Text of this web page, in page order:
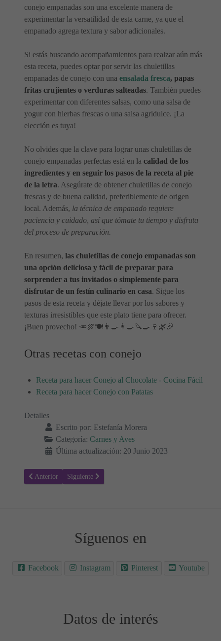
conejo empanadas son una excelente manera de
experimentar la versatilidad de esta carne, ya que el
empanado agrega textura y sabor adicionales.
Si estás buscando acompañamientos para realzar aún más
esta receta, puedes optar por servir las chuletillas
empanadas de conejo con una ensalada fresca, papas
fritas crujientes o verduras salteadas. También puedes
experimentar con diferentes salsas, como una salsa de
yogur con hierbas frescas o una salsa agridulce. ¡La
elección es tuya!
No olvides que la clave para lograr unas chuletillas de
conejo empanadas perfectas está en la calidad de los
ingredientes y en seguir los pasos de la receta al pie
de la letra. Asegúrate de obtener chuletillas de conejo
frescas y de buena calidad, preferiblemente de origen
local. Además, la técnica de empanado requiere
paciencia y cuidado, así que tómate tu tiempo y disfruta
del proceso de preparación.
En resumen, las chuletillas de conejo empanadas son
una opción deliciosa y fácil de preparar para
sorprender a tus invitados o simplemente para
disfrutar de un festín culinario en casa. Sigue los
pasos de esta receta y déjate llevar por los sabores y
texturas irresistibles que este plato tiene para ofrecer.
¡Buen provecho! 🥕🍖🍽️👨‍🍳👩‍🍳🔪🍳🍷🌿🎉
Otras recetas con conejo
Receta para hacer Conejo al Chocolate - Cocina Fácil
Receta para hacer Conejo con Patatas
Detalles
Escrito por: Estefanía Morera
Categoría: Carnes y Aves
Última actualización: 20 Junio 2023
Artículo anterior: Solomillo relleno de Frutas envuelto en
Anterior Artículo siguiente: Receta para hacer Tocino,
Siguiente
Síguenos en
Facebook Instagram Pinterest Youtube
Datos de interés